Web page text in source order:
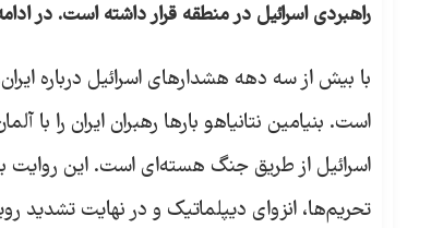
راهبردی اسرائیل در منطقه قرار داشته است. در
با بیش از سه دهه هشدارهای اسرائیل درباره
است. بنیامین نتانیاهو بارها رهبران ایران را
اسرائیل از طریق جنگ هسته‌ای است. این روایت
تحریم‌ها، انزوای دیپلماتیک و در نهایت تشدید